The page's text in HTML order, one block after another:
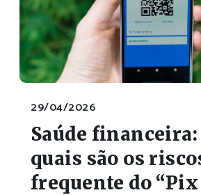
29/04/2026
Saúde financeira:
quais são os
frequente do